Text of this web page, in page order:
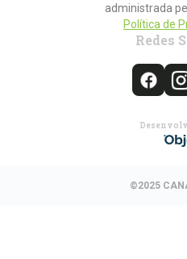
administrada
Política de
Redes
©2025